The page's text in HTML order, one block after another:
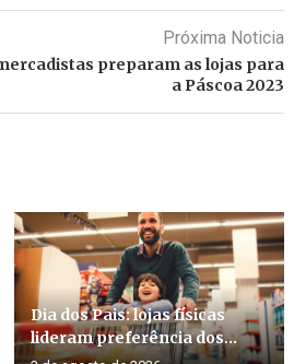
Próxima Noticia
preparam as lojas para
a Páscoa 2023
Dia dos Pais: lojas físicas
lideram preferência dos...